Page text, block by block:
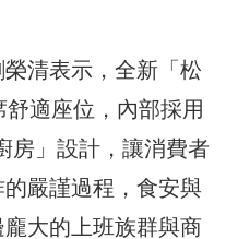
榮清表示，全新「松
適座位，內部採用
房」設計，讓消費者
嚴謹過程，食安與
大的上班族群與商